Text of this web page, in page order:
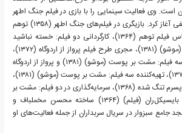
است. وی فعالیت سینمایی را با بازی در فیلم جنگ اطهر
به کارگردانی محمدعلی نجفی آغاز کرد. بازیگری در فیلم‌های جنگ اطهر (۱۳۵۸) توهم
(۱۳۶۴)، طراح صحنه و لباس فیلم توهم (۱۳۶۴)، کارگردانی دو فیلم: خسته نباشید
(۱۳۷۱) و مشت بر پوست (موشو) (۱۳۸۱)، مجری طرح فیلم پرواز از اردوگاه (۱۳۷۲)،
سناریو و فیلم‌نامه‌نویسی سه فیلم: مشت بر پوست (موشو) (۱۳۸۱) و پرواز از اردوگاه
(۱۳۷۲) و خسته نباشید (۱۳۷۱)، تهیه‌کننده سه فیلم: مشت بر پوست (موشو) (۱۳۸۱)،
راز خنجر (۱۳۶۹)، دلم برای پسرم تنگ شده (۱۳۶۸)، سرمایه‌گذاری در دو فیلم: مشت بر
پوست (موشو) (۱۳۸۱) و بایسیکل‌ران (فیلم) (۱۳۶۴) ساخته محسن مخملباف و
جامع سبزوار در سریال سربداران از جمله فعالیت‌های او